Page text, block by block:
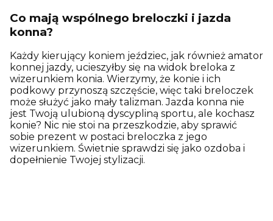
Co mają wspólnego breloczki i jazda
konna?
Każdy kierujący koniem jeździec, jak również amator
konnej jazdy, ucieszyłby się na widok breloka z
wizerunkiem konia. Wierzymy, że konie i ich
podkowy przynoszą szczęście, więc taki breloczek
może służyć jako mały talizman. Jazda konna nie
jest Twoją ulubioną dyscypliną sportu, ale kochasz
konie? Nic nie stoi na przeszkodzie, aby sprawić
sobie prezent w postaci breloczka z jego
wizerunkiem. Świetnie sprawdzi się jako ozdoba i
dopełnienie Twojej stylizacji.